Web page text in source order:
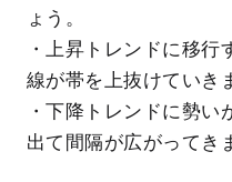
ょう。
・上昇トレンドに移行
線が帯を上抜けていき
・下降トレンドに勢
出て間隔が広がってき